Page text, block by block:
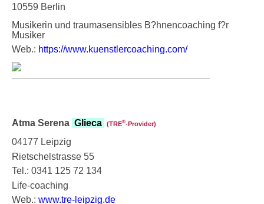
10559 Berlin
Musikerin und traumasensibles B?hnencoaching f?r
Musiker
Web.: https://www.kuenstlercoaching.com/
Atma Serena Glieca (TRE®‑Provider)
04177 Leipzig
Rietschelstrasse 55
Tel.: 0341 125 72 134
Life-coaching
Web.: www.tre-leipzig.de